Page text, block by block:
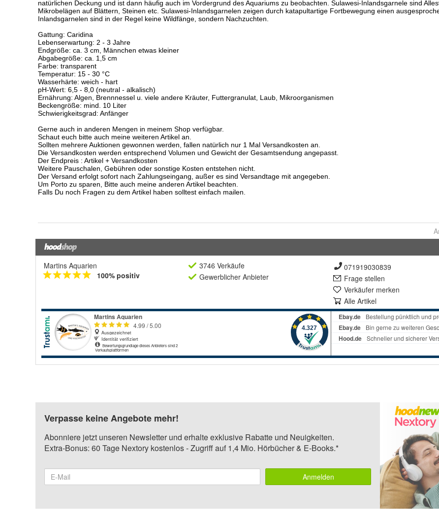
Martins Aquarien
100% positiv
3746 Verkäufe
Gewerblicher Anbieter
071919030839
Frage stellen
Verkäufer merken
Alle Artikel
Verpasse keine Angebote mehr!
Abonniere jetzt unseren Newsletter und erhalte exklusive Rabatte und Neuigkeiten.
Extra-Bonus: 60 Tage Nextory kostenlos - Zugriff auf 1,4 Mio. Hörbücher & E-Books.*
Anmelden